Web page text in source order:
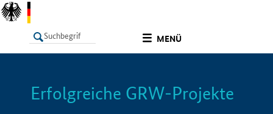
MENÜ
LISTE Info
Erfolgreiche GRW-Projekte